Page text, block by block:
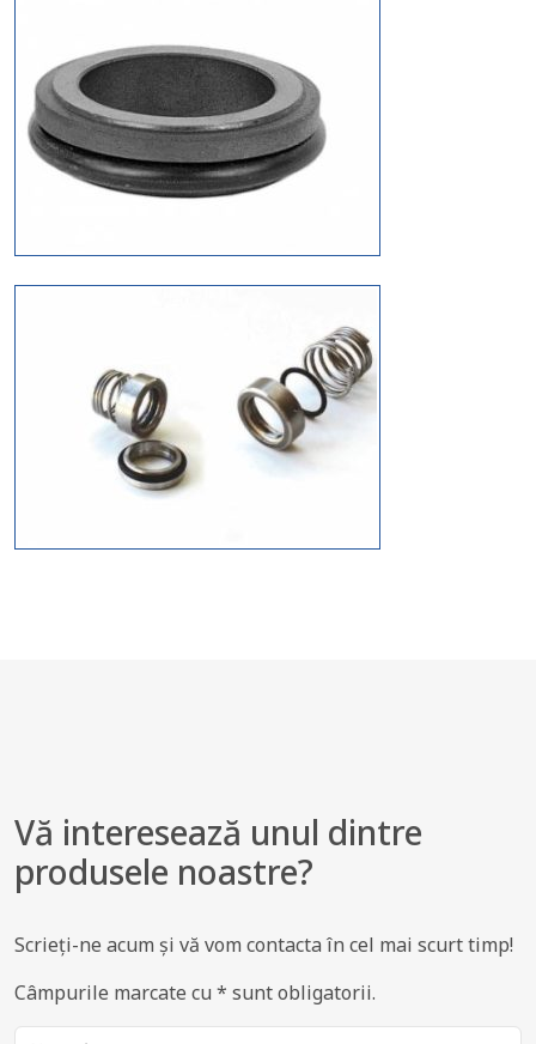
Vă interesează unul dintre
produsele noastre?
Scrieți-ne acum și vă vom contacta în cel mai scurt timp!
Câmpurile marcate cu * sunt obligatorii.